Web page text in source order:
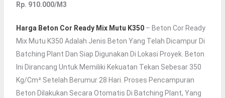
Rp. 910.000/M3
Harga Beton Cor Ready Mix Mutu K350– Beton Cor Ready
Mix Mutu K350 Adalah Jenis Beton Yang Telah Dicampur Di
Batching Plant Dan Siap Digunakan Di Lokasi Proyek. Beton
Ini Dirancang Untuk Memiliki Kekuatan Tekan Sebesar 350
Kg/cm² Setelah Berumur 28 Hari. Proses Pencampuran
Beton Dilakukan Secara Otomatis Di Batching Plant, Yang